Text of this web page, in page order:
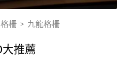
格柵 > 九龍格柵
推薦